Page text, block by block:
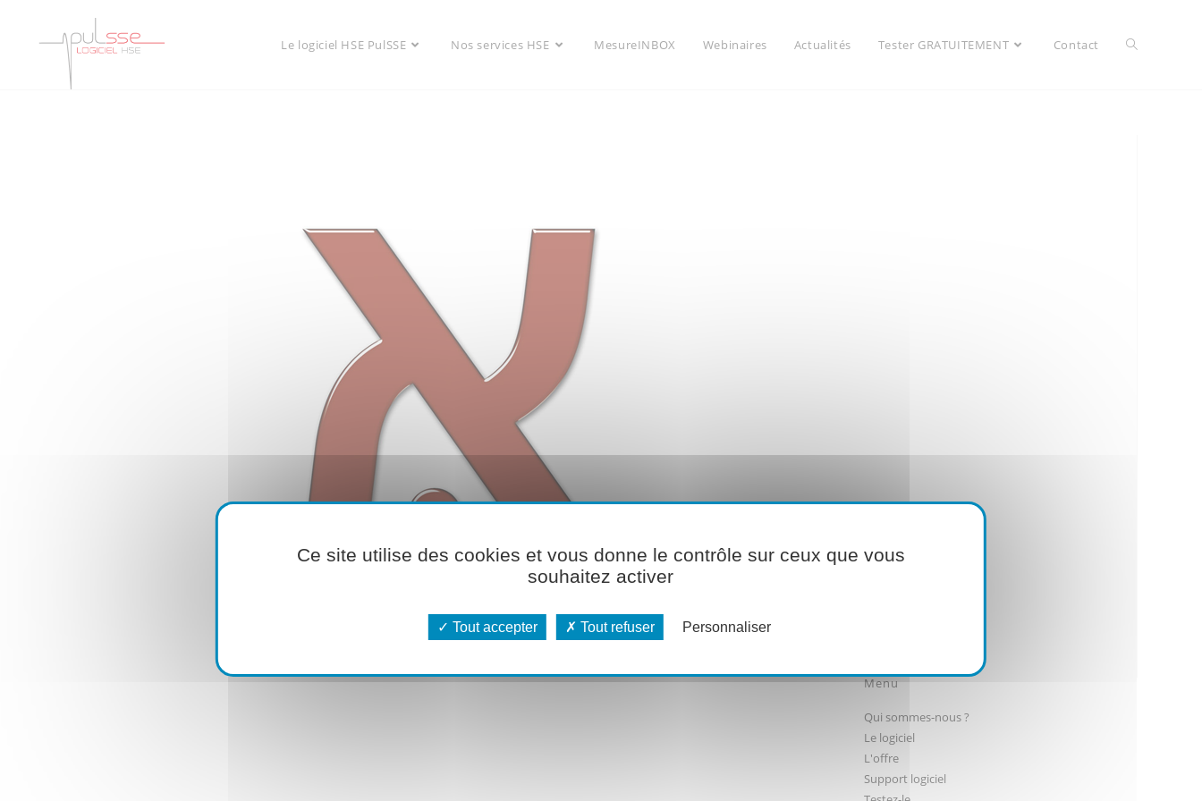
Le logiciel HSE PulSSE Nos services HSE MesureINBOX Webinaires Actualités Tester GRATUITEMENT Contact
Menu
Qui sommes-nous ?
Le logiciel
L'offre
Support logiciel
Ce site utilise des cookies et vous donne le contrôle sur ceux que vous
souhaitez activer
Tout accepter Tout refuser Personnaliser